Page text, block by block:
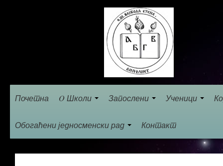
Почетна O Школи Запослени Ученици
Обогаћени једносменски рад Контакт